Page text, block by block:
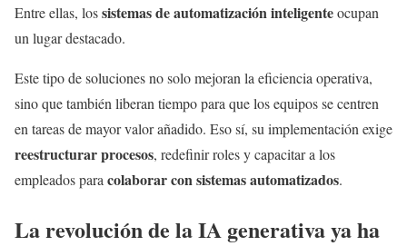
Entre ellas, lossistemas de automatización inteligenteocupan
un lugar destacado.
Este tipo de soluciones no solo mejoran la eficiencia operativa,
sino que también liberan tiempo para que los equipos se centren
en tareas de mayor valor añadido. Eso sí, su implementación exige
reestructurar procesos, redefinir roles y capacitar a los
empleados para colaborar con sistemas automatizados.
La revolución de la IA generativa ya ha